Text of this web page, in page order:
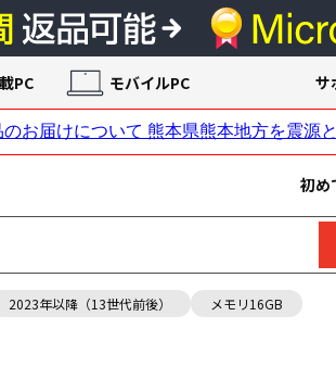
初め
2023年以降（13世代前後） メモリ16GB
PC モバイルPC サ